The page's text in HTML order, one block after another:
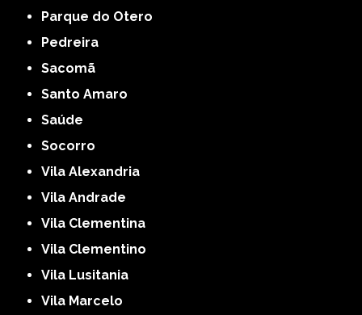
Parque do Otero
Pedreira
Sacomã
Santo Amaro
Saúde
Socorro
Vila Alexandria
Vila Andrade
Vila Clementina
Vila Clementino
Vila Lusitania
Vila Marcelo